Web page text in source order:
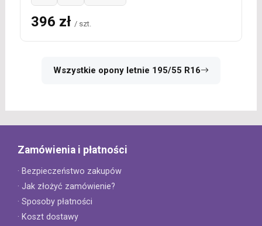
396 zł / szt.
Wszystkie opony letnie 195/55 R16
Zamówienia i płatności
· Bezpieczeństwo zakupów
· Jak złożyć zamówienie?
· Sposoby płatności
· Koszt dostawy